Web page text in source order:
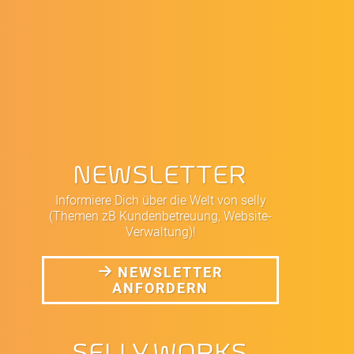
NEWSLETTER
Informiere Dich über die Welt von selly
(Themen zB Kundenbetreuung, Website-
Verwaltung)!
NEWSLETTER
ANFORDERN